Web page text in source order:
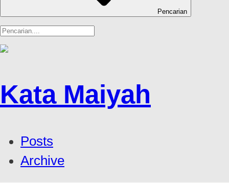
Pencarian
Kata Maiyah
Posts
Archive